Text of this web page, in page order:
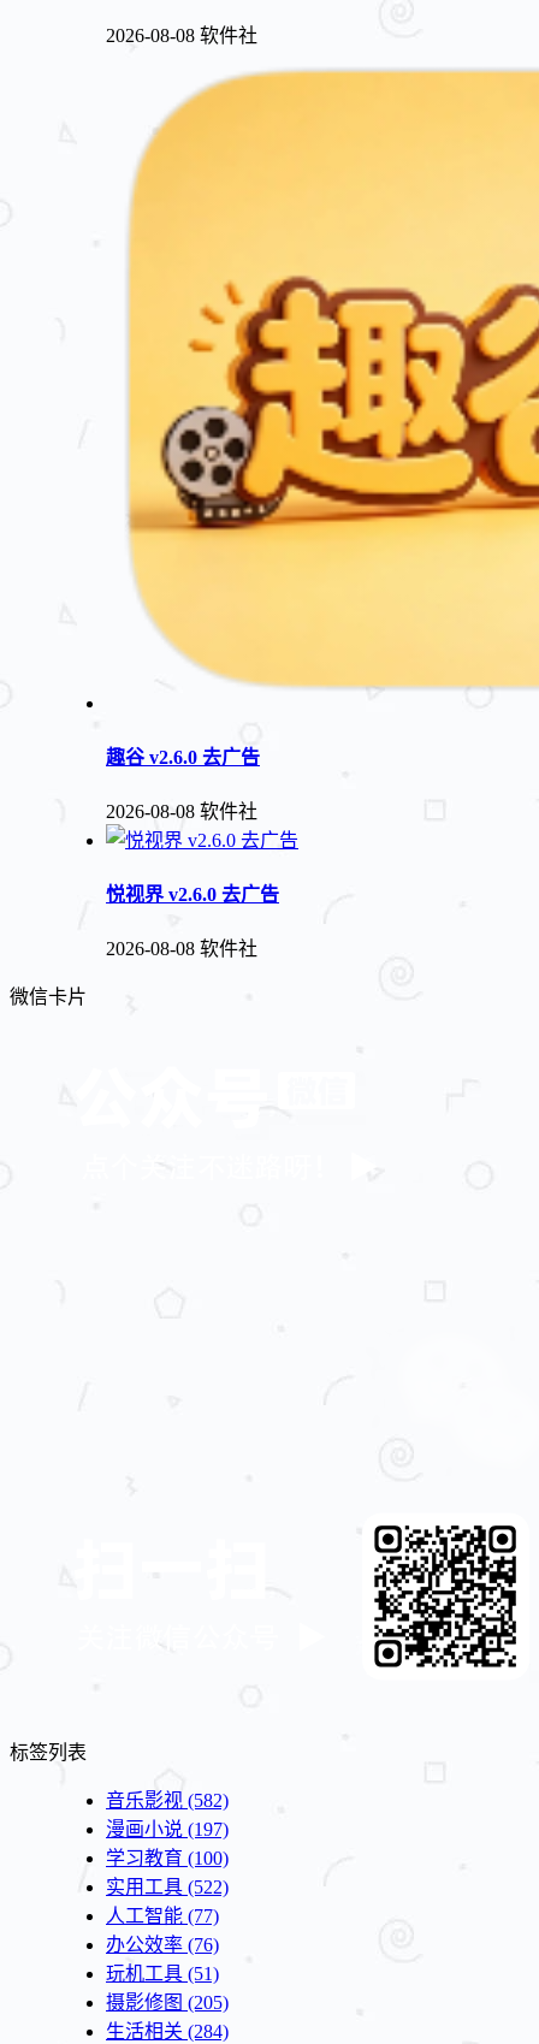
2026-08-08 软件社
趣谷 v2.6.0 去广告
2026-08-08 软件社
悦视界 v2.6.0 去广告
2026-08-08 软件社
微信卡片
标签列表
音乐影视 (582)
漫画小说 (197)
学习教育 (100)
实用工具 (522)
人工智能 (77)
办公效率 (76)
玩机工具 (51)
摄影修图 (205)
生活相关 (284)